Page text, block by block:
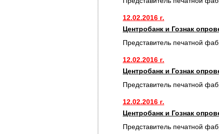
12.02.2016 г.
Центробанк и Гознак
Представитель печатной
12.02.2016 г.
Центробанк и Гознак
Представитель печатной
12.02.2016 г.
Центробанк и Гознак
Представитель печатной